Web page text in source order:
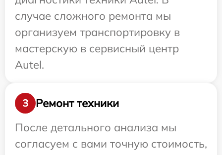
случае сложного ремонта мы
организуем транспортировку в
мастерскую в сервисный центр
Autel.
3
Ремонт техники
После детального анализа мы
согласуем с вами точную стоимость,